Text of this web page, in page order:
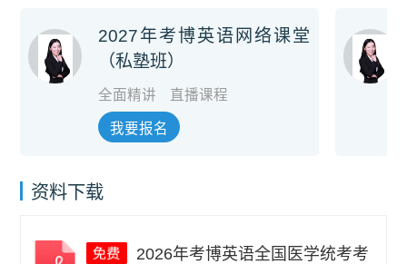
2027年考博英语网络课堂
（私塾班）
全面精讲 直播课程
我要报名
资料下载